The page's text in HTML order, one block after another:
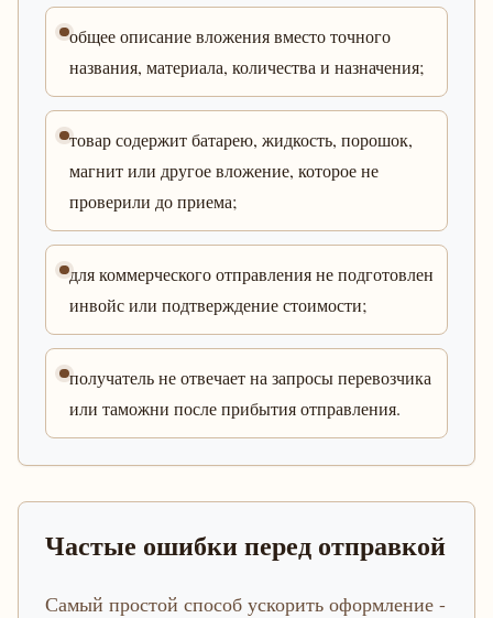
общее описание вложения вместо точного
названия, материала, количества и назначения;
товар содержит батарею, жидкость, порошок,
магнит или другое вложение, которое не
проверили до приема;
для коммерческого отправления не подготовлен
инвойс или подтверждение стоимости;
получатель не отвечает на запросы перевозчика
или таможни после прибытия отправления.
Частые ошибки перед отправкой
Самый простой способ ускорить оформление -